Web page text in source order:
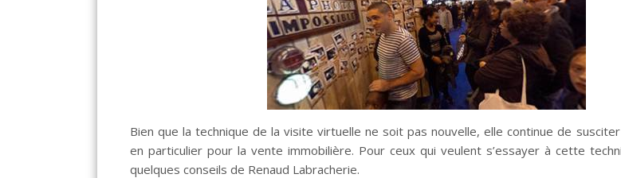
Bien que la technique de la visite virtuelle ne soit pas nouvelle, elle continue de
en particulier pour la vente immobilière. Pour ceux qui veulent s’essayer à cette
quelques conseils de Renaud Labracherie.